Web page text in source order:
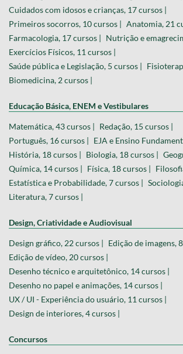
Cuidados com idosos e crianças, 17 cursos |
Primeiros socorros, 10 cursos | Anatomia, 21
Farmacologia, 17 cursos | Nutrição e
Exercícios Físicos, 11 cursos |
Saúde pública e Legislação, 5 cursos |
Biomedicina, 2 cursos |
Educação Básica, ENEM e Vestibulares
Matemática, 43 cursos | Redação, 15 cursos |
Português, 16 cursos | EJA e Ensino
História, 18 cursos | Biologia, 18 cursos |
Química, 14 cursos | Física, 18 cursos |
Estatística e Probabilidade, 7 cursos |
Literatura, 7 cursos |
Design, Criatividade e Audiovisual
Design gráfico, 22 cursos | Edição de imagens,
Edição de vídeo, 20 cursos |
Desenho técnico e arquitetônico, 14 cursos |
Desenho no papel e animações, 14 cursos |
UX / UI - Experiência do usuário, 11 cursos |
Design de interiores, 4 cursos |
Concursos